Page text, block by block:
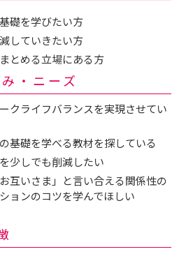
礎を学びたい方
していきたい方
とめる立場にある方
・ニーズ
クライフバランスを実現させてい
基礎を学べる教材を探している
少しでも削減したい
互いさま」と言い合える関係性の
ョンのコツを学んでほしい